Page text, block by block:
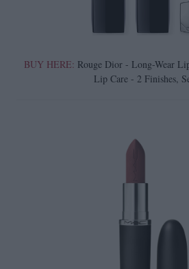
BUY HERE: Rouge Dior - Long-Wear
Lip Care - 2 Finishes,